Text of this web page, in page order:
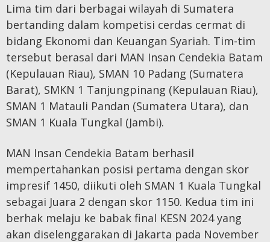
Lima tim dari berbagai wilayah di Sumatera
bertanding dalam kompetisi cerdas cermat di
bidang Ekonomi dan Keuangan Syariah. Tim-tim
tersebut berasal dari MAN Insan Cendekia Batam
(Kepulauan Riau), SMAN 10 Padang (Sumatera
Barat), SMKN 1 Tanjungpinang (Kepulauan Riau),
SMAN 1 Matauli Pandan (Sumatera Utara), dan
SMAN 1 Kuala Tungkal (Jambi).
MAN Insan Cendekia Batam berhasil
mempertahankan posisi pertama dengan skor
impresif 1450, diikuti oleh SMAN 1 Kuala Tungkal
sebagai Juara 2 dengan skor 1150. Kedua tim ini
berhak melaju ke babak final KESN 2024 yang
akan diselenggarakan di Jakarta pada November